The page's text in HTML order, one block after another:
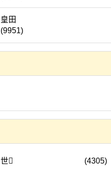
皇田
(9951)
世 (4305)